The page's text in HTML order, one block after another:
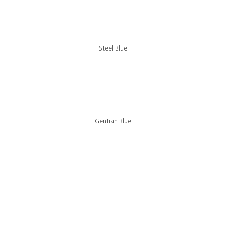
Steel Blue
Gentian Blue